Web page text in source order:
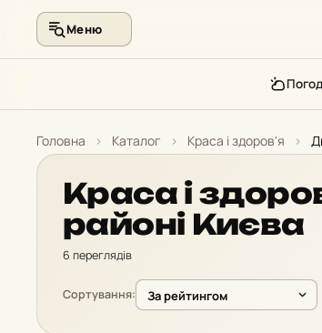
контенту
Меню
Головна › Каталог › Краса і здоров'я ›
Краса і
районі Києва
6 переглядів
Сортування: